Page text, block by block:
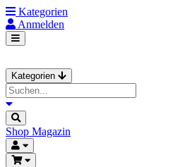
Kategorien
Anmelden
Kategorien
Shop Magazin